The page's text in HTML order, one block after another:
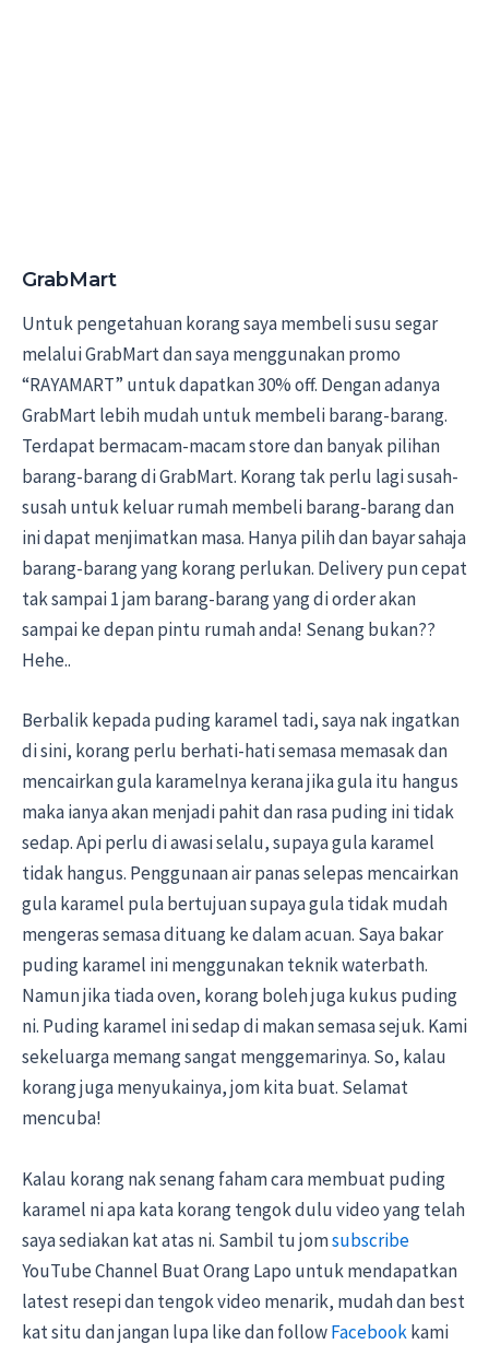
GrabMart
Untuk pengetahuan korang saya membeli susu segar
melalui GrabMart dan saya menggunakan promo
“RAYAMART” untuk dapatkan 30% off. Dengan adanya
GrabMart lebih mudah untuk membeli barang-barang.
Terdapat bermacam-macam store dan banyak pilihan
barang-barang di GrabMart. Korang tak perlu lagi susah-
susah untuk keluar rumah membeli barang-barang dan
ini dapat menjimatkan masa. Hanya pilih dan bayar sahaja
barang-barang yang korang perlukan. Delivery pun cepat
tak sampai 1 jam barang-barang yang di order akan
sampai ke depan pintu rumah anda! Senang bukan??
Hehe..
Berbalik kepada puding karamel tadi, saya nak ingatkan
di sini, korang perlu berhati-hati semasa memasak dan
mencairkan gula karamelnya kerana jika gula itu hangus
maka ianya akan menjadi pahit dan rasa puding ini tidak
sedap. Api perlu di awasi selalu, supaya gula karamel
tidak hangus. Penggunaan air panas selepas mencairkan
gula karamel pula bertujuan supaya gula tidak mudah
mengeras semasa dituang ke dalam acuan. Saya bakar
puding karamel ini menggunakan teknik waterbath.
Namun jika tiada oven, korang boleh juga kukus puding
ni. Puding karamel ini sedap di makan semasa sejuk. Kami
sekeluarga memang sangat menggemarinya. So, kalau
korang juga menyukainya, jom kita buat. Selamat
mencuba!
Kalau korang nak senang faham cara membuat puding
karamel ni apa kata korang tengok dulu video yang telah
saya sediakan kat atas ni. Sambil tu jomsubscribe
YouTube Channel Buat Orang Lapo untuk mendapatkan
latest resepi dan tengok video menarik, mudah dan best
kat situ dan jangan lupa like dan followFacebookkami